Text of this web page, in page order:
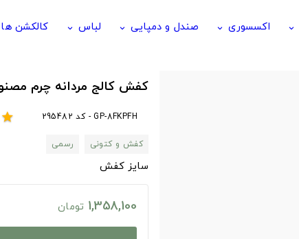
keyboard_arrow_down اکسسوری keyboard_arrow_down صندل و دمپایی keyboard_arrow_down لباس keyboard_arrow_down کالکشن ها
کفش کالج مردانه چرم
GP-8FKPFH - کد 295482 star
کفش و کتونی
رسمی
سایز کفش
1,358,100 تومان